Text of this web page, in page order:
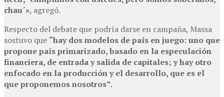
chau´», agregó.
Respecto del debate que podría darse en campaña, Massa
sostuvo que “hay dos modelos de país en juego: uno que
propone país primarizado, basado en la especulación
financiera, de entrada y salida de capitales; y hay otro
enfocado en la producción y el desarrollo, que es el
que proponemos nosotros”.